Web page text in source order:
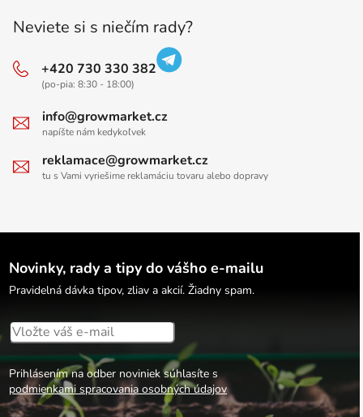
Neviete si s niečím rady?
+420 730 330 382
(po-pia: 8:30 - 18:00)
info@growmarket.cz
napíšte nám kedykoľvek
reklamace@growmarket.cz
tu s Vami vyriešime reklamáciu tovaru alebo dopravy
Novinky, rady a tipy do vášho e-mailu
Pravidelná dávka tipov, zliav a akcií. Žiadny spam.
Prihlásením na odber noviniek súhlasíte s
podmienkami spracovania osobných údajov